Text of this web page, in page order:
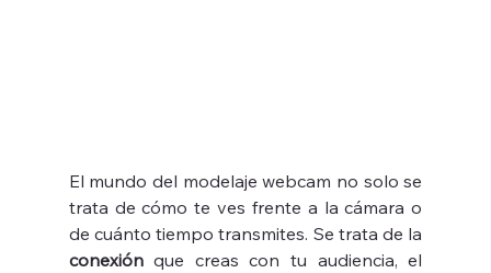
El mundo del modelaje webcam no solo se
trata de cómo te ves frente a la cámara o
conexión que creas con tu audiencia, el